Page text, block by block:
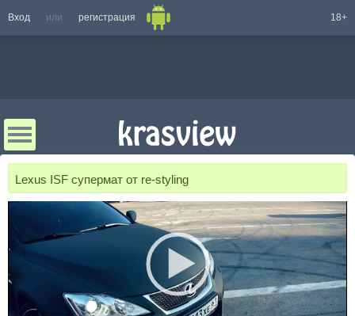
Вход или регистрация 18+
Lexus ISF супермат от re-styling